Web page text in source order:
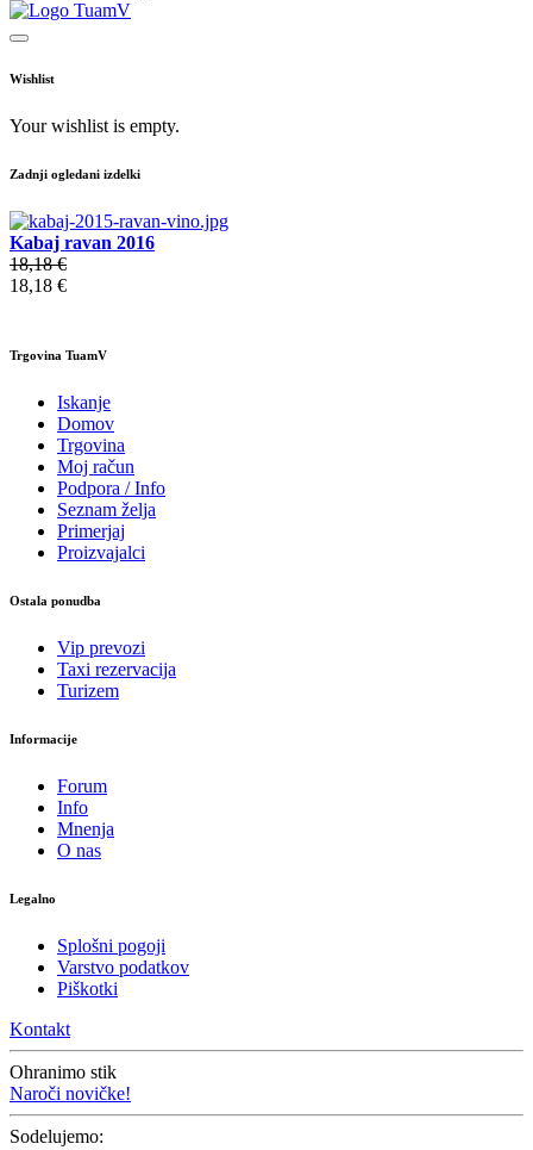
Wishlist
Your wishlist is empty.
Zadnji ogledani izdelki
Kabaj ravan 2016
18,18 €
18,18 €
Trgovina TuamV
Iskanje
Domov
Trgovina
Moj račun
Podpora / Info
Seznam želja
Primerjaj
Proizvajalci
Ostala ponudba
Vip prevozi
Taxi rezervacija
Turizem
Informacije
Forum
Info
Mnenja
O nas
Legalno
Splošni pogoji
Varstvo podatkov
Piškotki
Kontakt
Ohranimo stik
Naroči novičke!
Sodelujemo: